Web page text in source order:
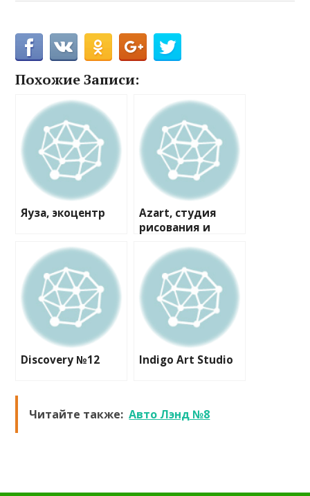
Похожие Записи:
Яуза, экоцентр
Azart, студия
рисования и
Discovery №12 Indigo Art Studio
Читайте также: Авто Лэнд №8